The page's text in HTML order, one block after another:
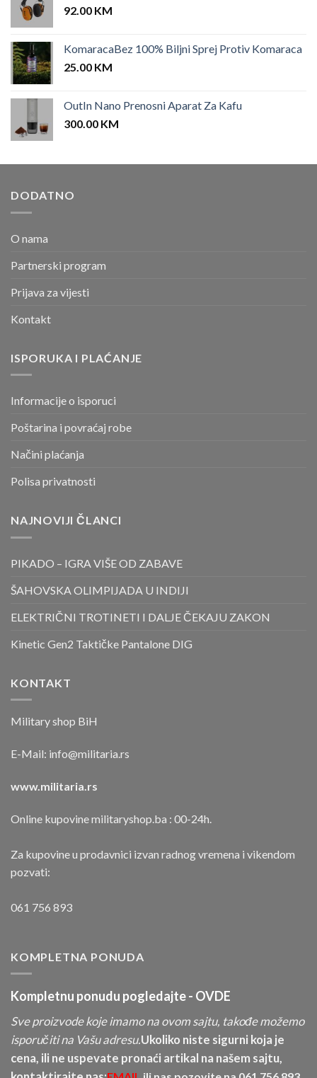
92.00 KM
KomaracaBez 100% Biljni Sprej Protiv Komaraca
25.00 KM
OutIn Nano Prenosni Aparat Za Kafu
300.00 KM
DODATNO
O nama
Partnerski program
Prijava za vijesti
Kontakt
ISPORUKA I PLAĆANJE
Informacije o isporuci
Poštarina i povraćaj robe
Načini plaćanja
Polisa privatnosti
NAJNOVIJI ČLANCI
PIKADO – IGRA VIŠE OD ZABAVE
ŠAHOVSKA OLIMPIJADA U INDIJI
ELEKTRIČNI TROTINETI I DALJE ČEKAJU ZAKON
Kinetic Gen2 Taktičke Pantalone DIG
KONTAKT
Military shop BiH
E-Mail: info@militaria.rs
www.militaria.rs
Online kupovine militaryshop.ba : 00-24h.
Za kupovine u prodavnici izvan radnog vremena i vikendom
pozvati:
061 756 893
KOMPLETNA PONUDA
Kompletnu ponudu pogledajte - OVDE
Sve proizvode koje imamo na ovom sajtu, takođe možemo
isporučiti na Vašu adresu.Ukoliko niste sigurni koja je
cena, ili ne uspevate pronaći artikal na našem sajtu,